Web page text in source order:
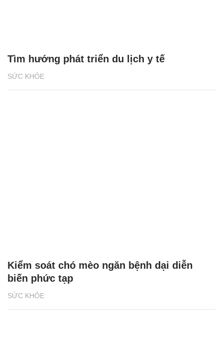
SỨC KHỎE
Tìm hướng phát triển du lịch y tế
SỨC KHỎE
Kiểm soát chó mèo ngăn bệnh dại diễn
biến phức tạp